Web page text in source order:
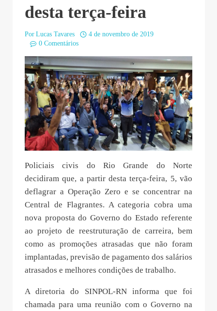
desta terça-feira
Por Lucas Tavares
4 de novembro de 2019
0 Comentários
Policiais civis do Rio Grande do Norte
decidiram que, a partir desta terça-feira, 5, vão
deflagrar a Operação Zero e se concentrar na
Central de Flagrantes. A categoria cobra uma
nova proposta do Governo do Estado referente
ao projeto de reestruturação de carreira, bem
como as promoções atrasadas que não foram
implantadas, previsão de pagamento dos salários
atrasados e melhores condições de trabalho.
A diretoria do SINPOL-RN informa que foi
chamada para uma reunião com o Governo na